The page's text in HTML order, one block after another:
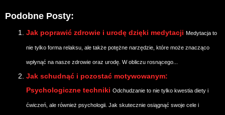
Podobne Posty:
Jak poprawić zdrowie i urodę dzięki medytacji Medytacja to
nie tylko forma relaksu, ale także potężne narzędzie, które może znacząco
wpłynąć na nasze zdrowie oraz urodę. W obliczu rosnącego...
Jak schudnąć i pozostać motywowanym:
Psychologiczne techniki Odchudzanie to nie tylko kwestia diety i
ćwiczeń, ale również psychologii. Jak skutecznie osiągnąć swoje cele i